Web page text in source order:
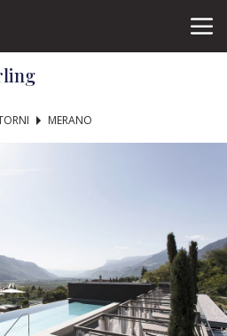
MERANO